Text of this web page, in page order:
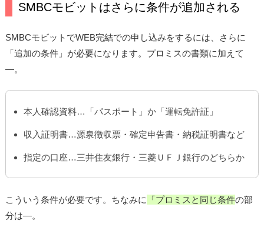
SMBCモビットはさらに条件が追加される
SMBCモビットでWEB完結での申し込みをするには、さらに
「追加の条件」が必要になります。プロミスの書類に加えて
―。
本人確認資料…「パスポート」か「運転免許証」
収入証明書…源泉徴収票・確定申告書・納税証明書など
指定の口座…三井住友銀行・三菱ＵＦＪ銀行のどちらか
こういう条件が必要です。ちなみに 「プロミスと同じ条件の部
分は―。